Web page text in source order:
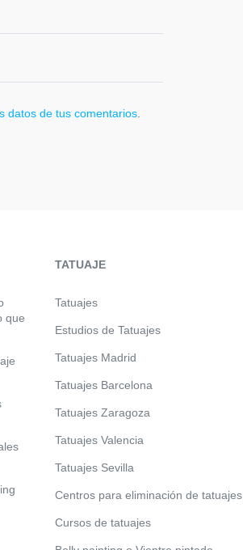
datos de tus comentarios
que
TATUAJE
Tatuajes
Estudios de Tatuajes
Tatuajes Madrid
Tatuajes Barcelona
Tatuajes Zaragoza
Tatuajes Valencia
Tatuajes Sevilla
Centros para eliminación de tatuajes
Cursos de tatuajes